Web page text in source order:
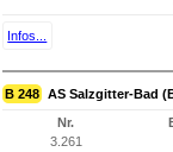
Infos...
B 248 AS Salzgitter-Bad
Nr.
3.261